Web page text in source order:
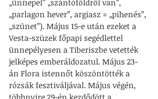
„ünnepel” „szántóföldről van”,
„parlagon hever”, argiasz = „pihenés”,
„szünet”). Május 15-e után ezeket a
Vesta-szüzek főpapi segédlettel
ünnepélyesen a Tiberiszbe vetették
jelképes emberáldozatul. Május 23-
án Flora istennőt köszöntötték a
rózsák fesztiváljával. Május végén,
többnyire 29-én kezdődött a